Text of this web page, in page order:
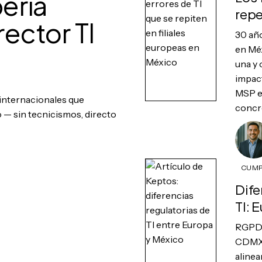
TI
que
— sin tecnicismos, directo
30
en
una y
MSP
TI: